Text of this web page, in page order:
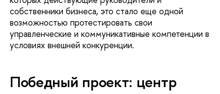
собственники бизнеса, это стало еще одной
возможностью протестировать свои
управленческие и коммуникативные компетенции в
условиях внешней конкуренции.
Победный проект: центр